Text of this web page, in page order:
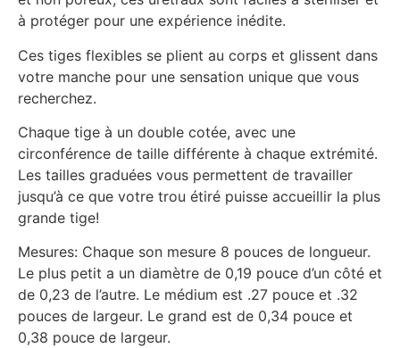
à protéger pour une expérience inédite.
Ces tiges flexibles se plient au corps et glissent dans
votre manche pour une sensation unique que vous
recherchez.
Chaque tige à un double cotée, avec une
circonférence de taille différente à chaque extrémité.
Les tailles graduées vous permettent de travailler
jusqu’à ce que votre trou étiré puisse accueillir la plus
grande tige!
Mesures: Chaque son mesure 8 pouces de longueur.
Le plus petit a un diamètre de 0,19 pouce d’un côté et
de 0,23 de l’autre. Le médium est .27 pouce et .32
pouces de largeur. Le grand est de 0,34 pouce et
0,38 pouce de largeur.